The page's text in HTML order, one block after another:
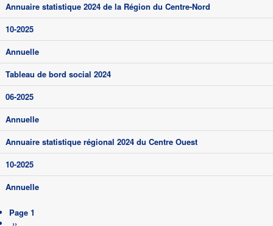
Annuaire statistique 2024 de la Région du Centre-Nord
10-2025
Annuelle
Tableau de bord social 2024
06-2025
Annuelle
Annuaire statistique régional 2024 du Centre Ouest
10-2025
Annuelle
Pagination
Page 1
Page
››